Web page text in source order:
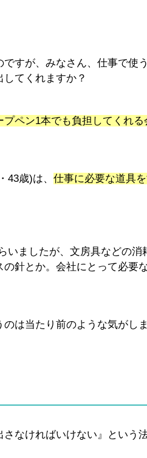
すが、みなさん、仕事で使
てくれますか？
プペン1本でも負担してくれる
43歳)は、仕事に必要な道具
ましたが、文房具などの消
針とか。会社にとって必要
のは当たり前のような気がし
なければいけない』という